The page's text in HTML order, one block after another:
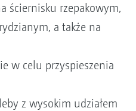
ściernisku rzepakowym,
a także na
w celu przyspieszenia
z wysokim udziałem